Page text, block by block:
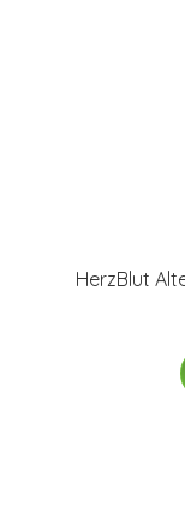
HerzBlut